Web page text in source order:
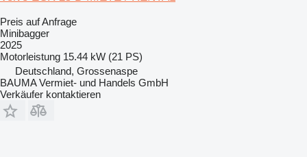
Preis auf Anfrage
Minibagger
2025
Motorleistung 15.44 kW (21 PS)
Deutschland, Grossenaspe
BAUMA Vermiet- und Handels GmbH
Verkäufer kontaktieren